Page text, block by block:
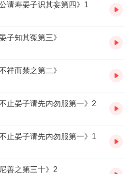
请寿晏子识其妄第四》1
子知其冤第三》
祥而禁之第二》
止晏子请先内勿服第一》2
止晏子请先内勿服第一》1
善之第三十》2